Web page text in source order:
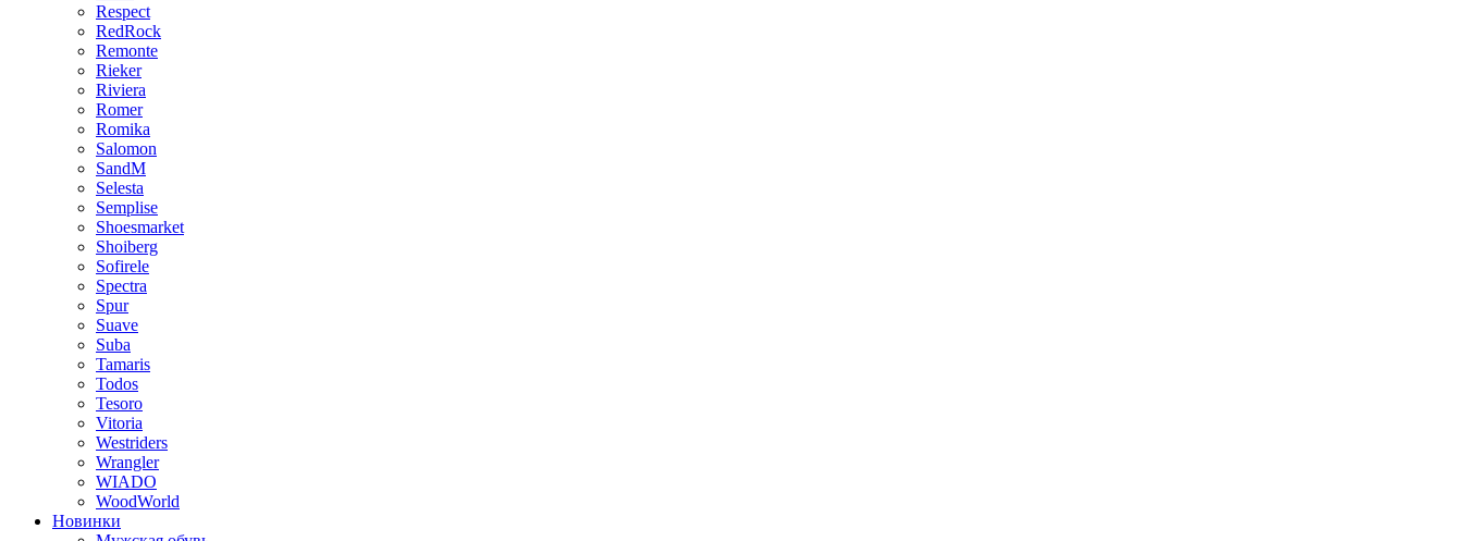
Respect
RedRock
Remonte
Rieker
Riviera
Romer
Romika
Salomon
SandM
Selesta
Semplise
Shoesmarket
Shoiberg
Sofirele
Spectra
Spur
Suave
Suba
Tamaris
Todos
Tesoro
Vitoria
Westriders
Wrangler
WIADO
WoodWorld
Новинки